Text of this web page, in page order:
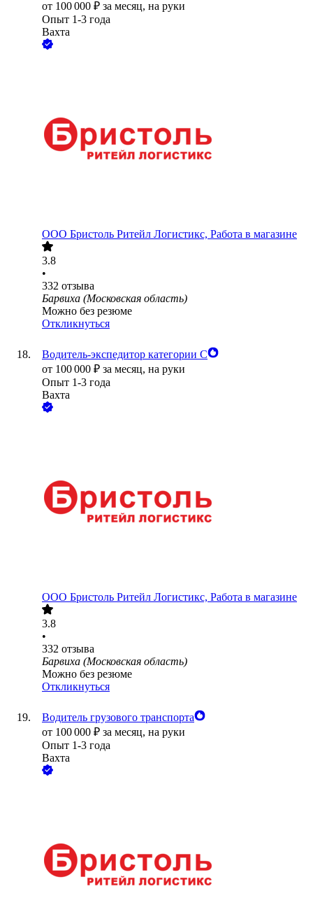
от 100 000 ₽ за месяц, на руки
Опыт 1-3 года
Вахта
ООО Бристоль Ритейл Логистикс, Работа в магазине
3.8
•
332 отзыва
Барвиха (Московская область)
Можно без резюме
Откликнуться
Водитель-экспедитор категории С
от 100 000 ₽ за месяц, на руки
Опыт 1-3 года
Вахта
ООО Бристоль Ритейл Логистикс, Работа в магазине
3.8
•
332 отзыва
Барвиха (Московская область)
Можно без резюме
Откликнуться
Водитель грузового транспорта
от 100 000 ₽ за месяц, на руки
Опыт 1-3 года
Вахта